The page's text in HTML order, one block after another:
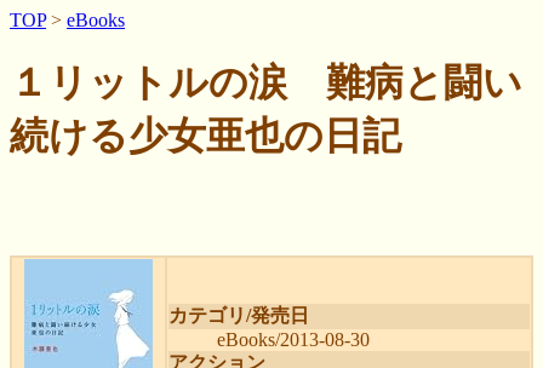
TOP> eBooks
１リットルの涙 難病と闘い
続ける少女亜也の日記
カテゴリ/発売日
eBooks/2013-08-30
アクション